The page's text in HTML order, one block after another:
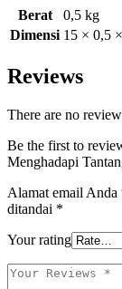
Berat
0,5 kg
Dimensi 15 × 0,5
Reviews
There are no
Be the first to
Menghadapi
Alamat email
ditandai *
Your rating